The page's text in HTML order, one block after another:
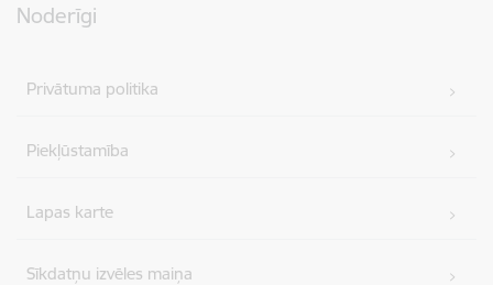
Noderīgi
Privātuma politika
Piekļūstamība
Lapas karte
Sīkdatņu izvēles maiņa